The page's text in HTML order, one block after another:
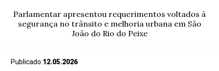
Cidades Política
Parlamentar apresentou requerimentos voltados à
segurança no trânsito e melhoria urbana em São
João do Rio do Peixe
Publicado:12.05.2026